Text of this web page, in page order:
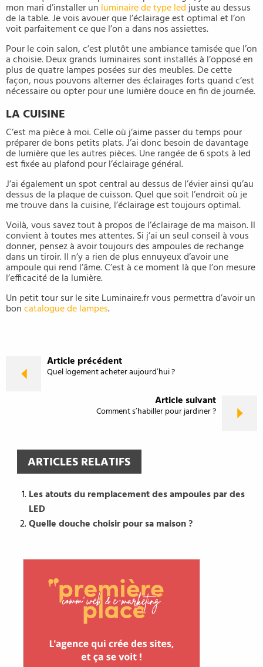
mon mari d’installer un luminaire de type ledjuste au dessus
de la table. Je vois avouer que l’éclairage est optimal et l’on
voit parfaitement ce que l’on a dans nos assiettes.
Pour le coin salon, c’est plutôt une ambiance tamisée que l’on
a choisie. Deux grands luminaires sont installés à l’opposé en
plus de quatre lampes posées sur des meubles. De cette
façon, nous pouvons alterner des éclairages forts quand c’est
nécessaire ou opter pour une lumière douce en fin de journée.
LA CUISINE
C’est ma pièce à moi. Celle où j’aime passer du temps pour
préparer de bons petits plats. J’ai donc besoin de davantage
de lumière que les autres pièces. Une rangée de 6 spots à led
est fixée au plafond pour l’éclairage général.
J’ai également un spot central au dessus de l’évier ainsi qu’au
dessus de la plaque de cuisson. Quel que soit l’endroit où je
me trouve dans la cuisine, l’éclairage est toujours optimal.
Voilà, vous savez tout à propos de l’éclairage de ma maison. Il
convient à toutes mes attentes. Si j’ai un seul conseil à vous
donner, pensez à avoir toujours des ampoules de rechange
dans un tiroir. Il n’y a rien de plus ennuyeux d’avoir une
ampoule qui rend l’âme. C’est à ce moment là que l’on mesure
l’efficacité de la lumière.
Un petit tour sur le site Luminaire.fr vous permettra d’avoir un
boncatalogue de lampes.
Article précédent
Quel logement acheter aujourd’hui ?
Article suivant
Comment s’habiller pour jardiner ?
ARTICLES RELATIFS
Les atouts du remplacement des ampoules par des
LED
Quelle douche choisir pour sa maison ?